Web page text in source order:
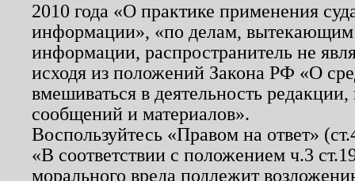
2010 года «О практике применения
информации», «по делам, вытекающим
информации, распространитель не
исходя из положений Закона РФ «О
вмешиваться в деятельность
сообщений и материалов».
Воспользуйтесь «Правом на ответ»
«В соответствии с положением ч.3
морального вреда подлежит